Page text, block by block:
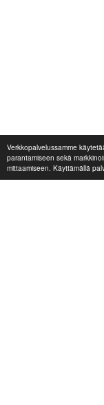
Verkkopalvelussamme
parantamiseen sekä
mittaamiseen. Käyttämällä